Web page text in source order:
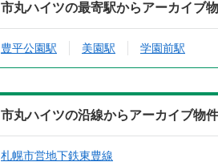
市丸ハイツの最寄駅からアーカイブ
豊平公園駅 美園駅 学園前駅
市丸ハイツの沿線からアーカイブ物
札幌市営地下鉄東豊線